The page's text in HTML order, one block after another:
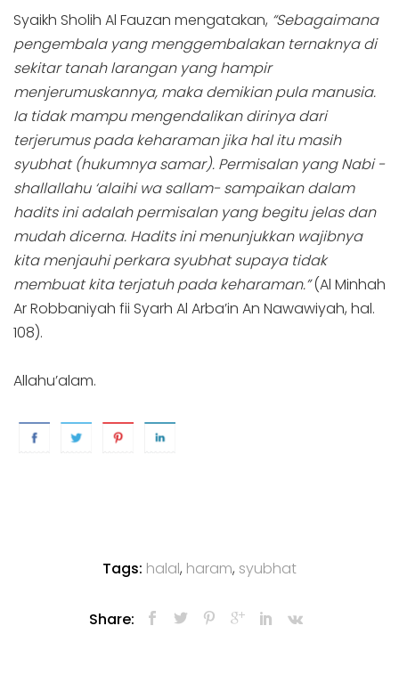
Syaikh Sholih Al Fauzan mengatakan, “Sebagaimana
pengembala yang menggembalakan ternaknya di
sekitar tanah larangan yang hampir
menjerumuskannya, maka demikian pula manusia.
Ia tidak mampu mengendalikan dirinya dari
terjerumus pada keharaman jika hal itu masih
syubhat (hukumnya samar). Permisalan yang Nabi -
shallallahu ‘alaihi wa sallam- sampaikan dalam
hadits ini adalah permisalan yang begitu jelas dan
mudah dicerna. Hadits ini menunjukkan wajibnya
kita menjauhi perkara syubhat supaya tidak
membuat kita terjatuh pada keharaman.”(Al Minhah
Ar Robbaniyah fii Syarh Al Arba’in An Nawawiyah, hal.
108).
Allahu’alam.
Tags: halal, haram, syubhat
Share: